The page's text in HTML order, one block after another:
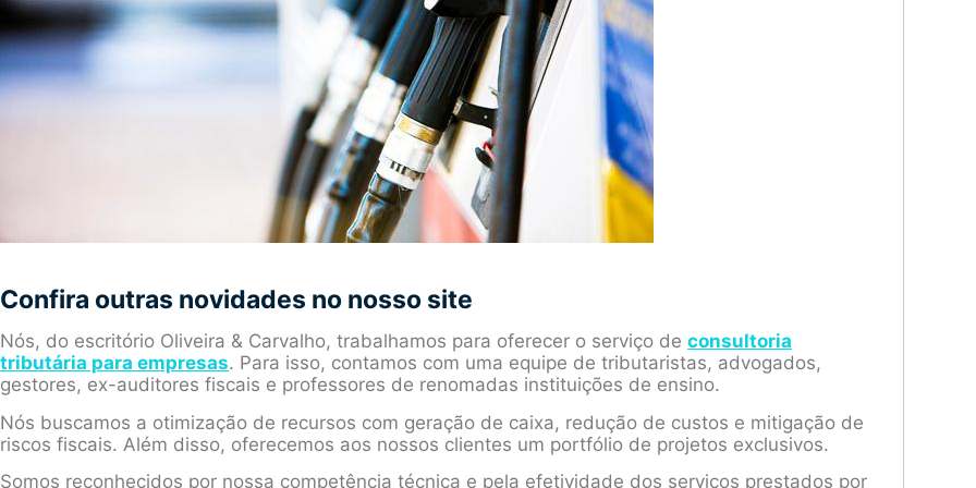
Confira outras novidades no nosso site
Nós, do escritório Oliveira & Carvalho, trabalhamos para oferecer o serviço de consultoria
tributária para empresas. Para isso, contamos com uma equipe de tributaristas, advogados,
gestores, ex-auditores fiscais e professores de renomadas instituições de ensino.
Nós buscamos a otimização de recursos com geração de caixa, redução de custos e mitigação de
riscos fiscais. Além disso, oferecemos aos nossos clientes um portfólio de projetos exclusivos.
Somos reconhecidos por nossa competência técnica e pela efetividade dos serviços prestados por